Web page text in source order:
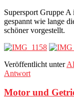
Supersport Gruppe
gespannt wie lange
schöner vorgestellt.
Veröffentlicht unter
Antwort
Motor und